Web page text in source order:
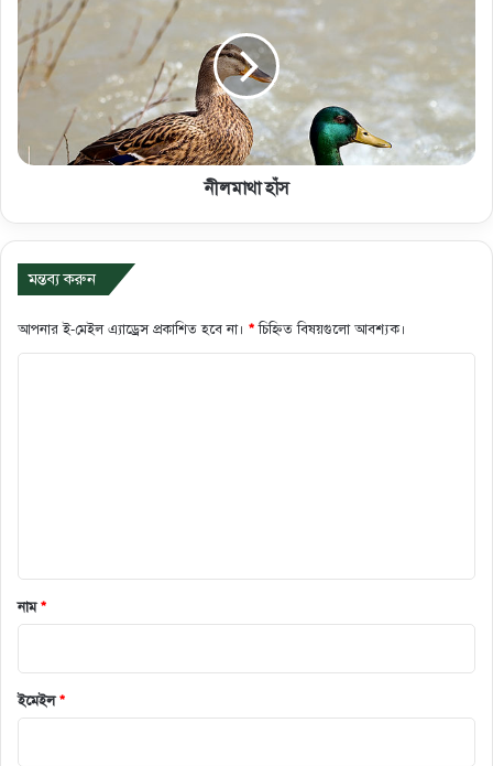
নীলমাথা হাঁস
মন্তব্য করুন
আপনার ই-মেইল এ্যাড্রেস প্রকাশিত হবে না। *চিহ্নিত বিষয়গুলো আবশ্যক।
নাম*
ইমেইল*